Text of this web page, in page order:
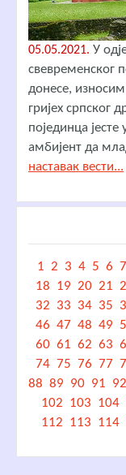
05.05.2021. У
свевременског
донесе,
гријех српског
појединца
амбијент да
наставак вести...
1 2 3 4 5 6 7
18 19 20 21
32 33 34 35
46 47 48 49
60 61 62 63
74 75 76 77
88 89 90 91 92
102 103 104
112 113 114